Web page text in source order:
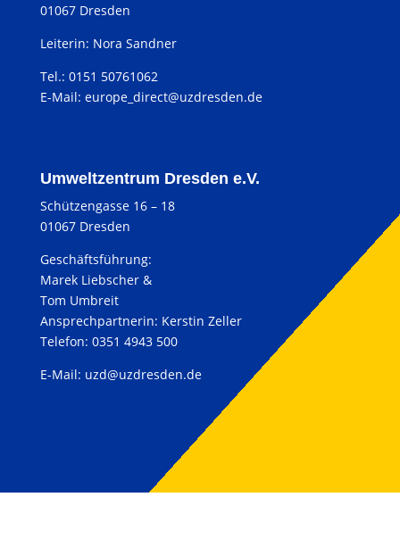
01067 Dresden
Leiterin: Nora Sandner
Tel.: 0151 50761062
E-Mail: europe_direct@uzdresden.de
Umweltzentrum Dresden e.V.
Schützengasse 16 – 18
01067 Dresden
Geschäftsführung:
Marek Liebscher &
Tom Umbreit
Ansprechpartnerin: Kerstin Zeller
Telefon: 0351 4943 500
E-Mail: uzd@uzdresden.de